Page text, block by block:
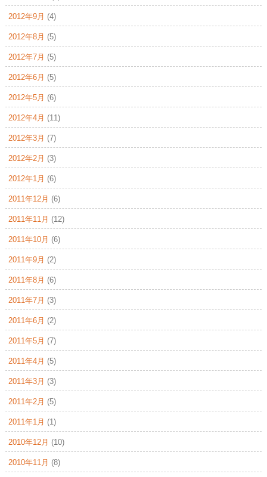
2012年9月 (4)
2012年8月 (5)
2012年7月 (5)
2012年6月 (5)
2012年5月 (6)
2012年4月 (11)
2012年3月 (7)
2012年2月 (3)
2012年1月 (6)
2011年12月 (6)
2011年11月 (12)
2011年10月 (6)
2011年9月 (2)
2011年8月 (6)
2011年7月 (3)
2011年6月 (2)
2011年5月 (7)
2011年4月 (5)
2011年3月 (3)
2011年2月 (5)
2011年1月 (1)
2010年12月 (10)
2010年11月 (8)